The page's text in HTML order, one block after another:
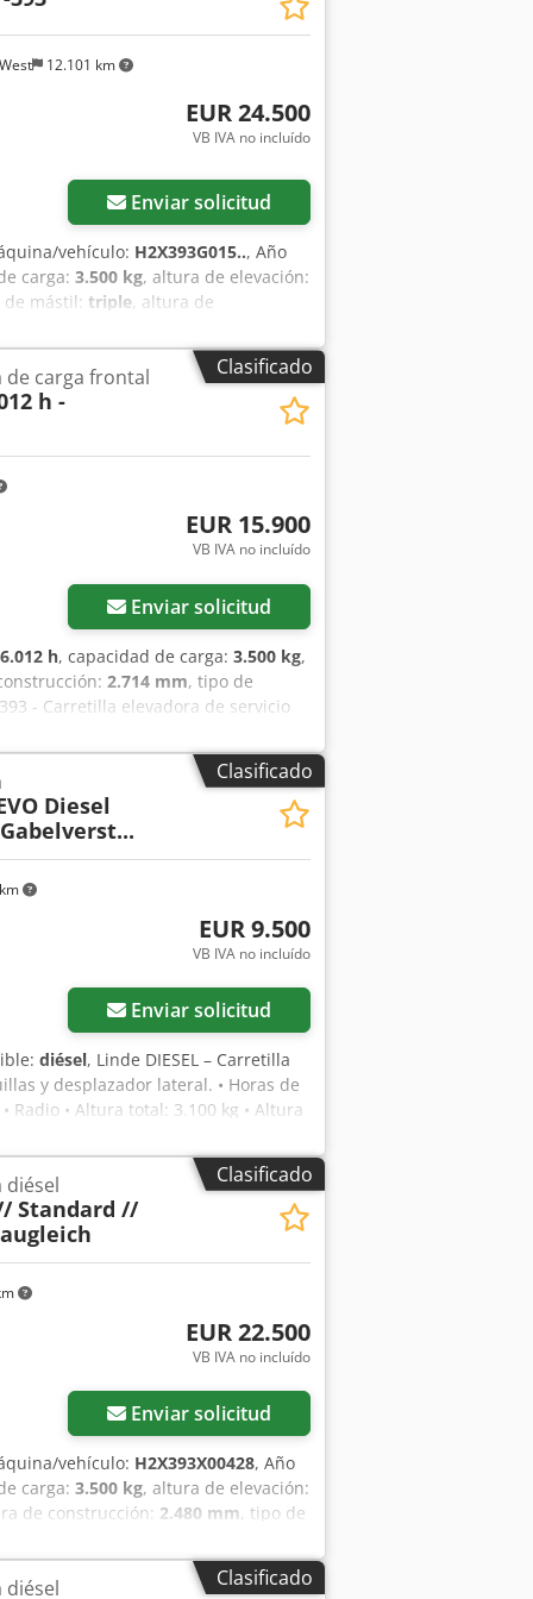
12.101 km
EUR 24.500
VB IVA no incluído
Enviar solicitud
vehículo: H2X393G015.., Año
carga: 3.500 kg, altura de elevación:
de mástil: triple, altura de
ISO: Clase ISO 3 = 2.500 - 4.999 kg
Dcedoy Hmywspfx Aa Dsk
Estado de neumáticos
de neumáticos traseros: Nuevos
Clasificado
de carga frontal
h -
EUR 15.900
VB IVA no incluído
Enviar solicitud
6.012 h, capacidad de carga: 3.500 kg,
2.714 mm, tipo de
- Carretilla elevadora de servicio
listo para usar. Servicio actual
6.012 horas de funcionamiento
con tablero de escritura Espejos
con 2 pedales 2 luces de trabajo
estándar Operación del joystick
mm Altura: 2.714 mm Carrera
45 mm Horquillas - otras longitudes
delanteros 70% Neumático
Clasificado
Diesel
EUR 9.500
VB IVA no incluído
Enviar solicitud
diésel, Linde DIESEL – Carretilla
y desplazador lateral. • Horas de
Radio • Altura total: 3.100 kg • Altura
4.900 kg • Longitud de las horquillas:
horquilla reversible • Desplazador
¡Salvo error u omisión!Clasificado
diésel
Standard //
EUR 22.500
VB IVA no incluído
Enviar solicitud
vehículo: H2X393X00428, Año
carga: 3.500 kg, altura de elevación:
de construcción: 2.480 mm, tipo de
H2X393X00428 Dedpfowzzr Dox Aa
funcional Estado técnico: bueno
de servicio: 4094 El equipo se
Clasificado
diésel